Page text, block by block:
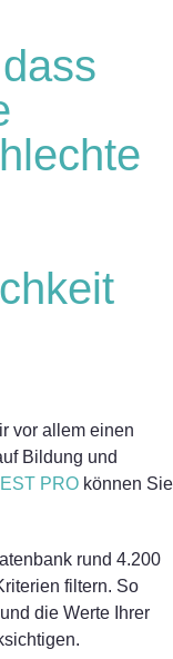
vor allem einen
Bildung und
PRO können Sie
rund 4.200
filtern. So
die Werte Ihrer